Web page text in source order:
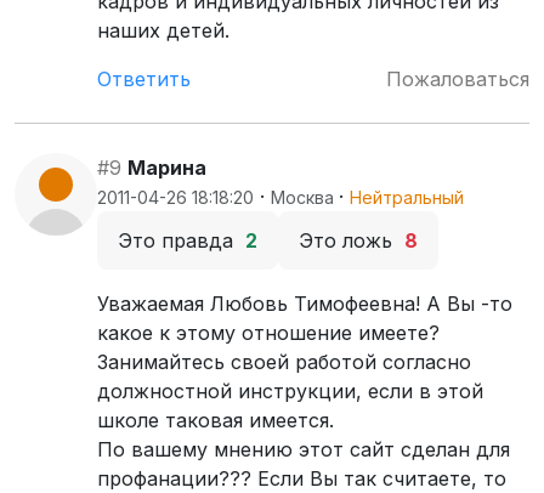
наших детей.
Ответить
Пожаловаться
#9 Марина
2011-04-26 18:18:20 · Москва · Нейтральный
Это правда 2 Это ложь 8
Уважаемая Любовь Тимофеевна! А Вы -то
какое к этому отношение имеете?
Занимайтесь своей работой согласно
должностной инструкции, если в этой
школе таковая имеется.
По вашему мнению этот сайт сделан для
профанации??? Если Вы так считаете, то